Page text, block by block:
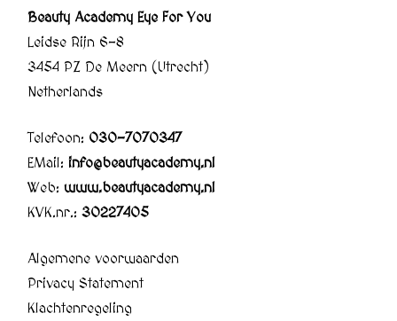
Beauty Academy Eye For You
Leidse Rijn 6-8
3454 PZ De Meern (Utrecht)
Netherlands
Telefoon: 030-7070347
EMail: info@beautyacademy.nl
Web: www.beautyacademy.nl
KVK.nr.: 30227405
Algemene voorwaarden
Privacy Statement
Klachtenregeling